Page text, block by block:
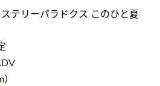
リーパラドクス このひと夏